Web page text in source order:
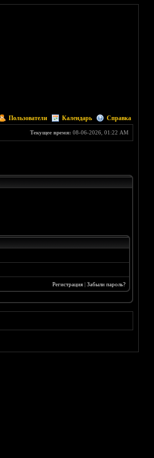
Пользователи Календарь Справка
Текущее время: 08-06-2026, 01:22 AM
Регистрация| Забыли пароль?